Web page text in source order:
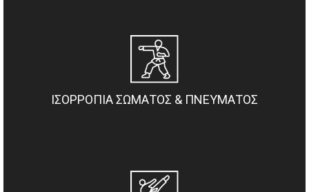
ΙΣΟΡΡΟΠΙΑ ΣΩΜΑΤΟΣ & ΠΝΕΥΜΑΤΟΣ